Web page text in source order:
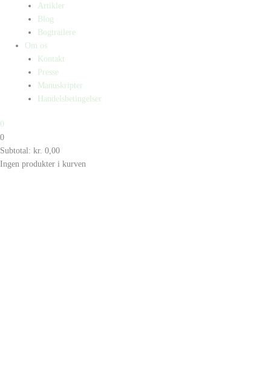
Artikler
Blog
Bogtrailere
Om os
Kontakt
Presse
Manuskripter
Handelsbetingelser
0
0
Subtotal: kr. 0,00
Ingen produkter i kurven